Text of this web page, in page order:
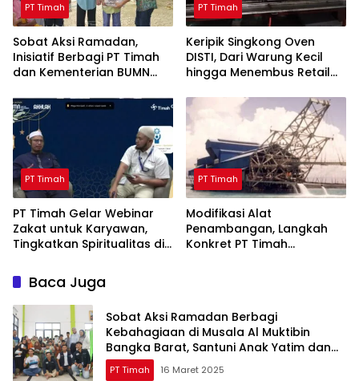
PT Timah
Sobat Aksi Ramadan,
Inisiatif Berbagi PT Timah
dan Kementerian BUMN
PT Timah
Keripik Singkong Oven
DISTI, Dari Warung Kecil
hingga Menembus Retail
PT Timah
PT Timah
PT Timah Gelar Webinar
Zakat untuk Karyawan,
Tingkatkan Spiritualitas di
PT Timah
Modifikasi Alat
Penambangan, Langkah
Konkret PT Timah
Baca Juga
Sobat Aksi Ramadan Berbagi
Kebahagiaan di Musala Al Muktibin
Bangka Barat, Santuni Anak Yatim dan
Piatu
PT Timah 16 Maret 2025